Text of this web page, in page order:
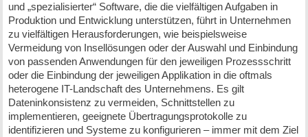
und „spezialisierter“ Software, die die vielfältigen Aufgaben in
Produktion und Entwicklung unterstützen, führt in Unternehmen
zu vielfältigen Herausforderungen, wie beispielsweise
Vermeidung von Insellösungen oder der Auswahl und Einbindung
von passenden Anwendungen für den jeweiligen Prozessschritt
oder die Einbindung der jeweiligen Applikation in die oftmals
heterogene IT-Landschaft des Unternehmens. Es gilt
Dateninkonsistenz zu vermeiden, Schnittstellen zu
implementieren, geeignete Übertragungsprotokolle zu
identifizieren und Systeme zu konfigurieren – immer mit dem Ziel